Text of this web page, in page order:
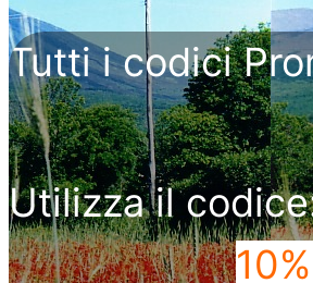
Tutti i codici
Utilizza il